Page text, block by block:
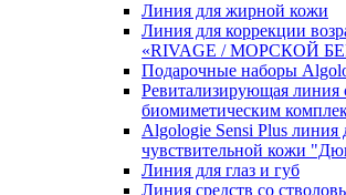
Линия для жирной кожи
Линия для коррекции
«RIVAGE / МОРСКОЙ
Подарочные наборы
Ревитализирующая линия
биомиметическим
Algologie Sensi Plus линия
чувcтвительной кожи
Линия для глаз и губ
Линия средств со